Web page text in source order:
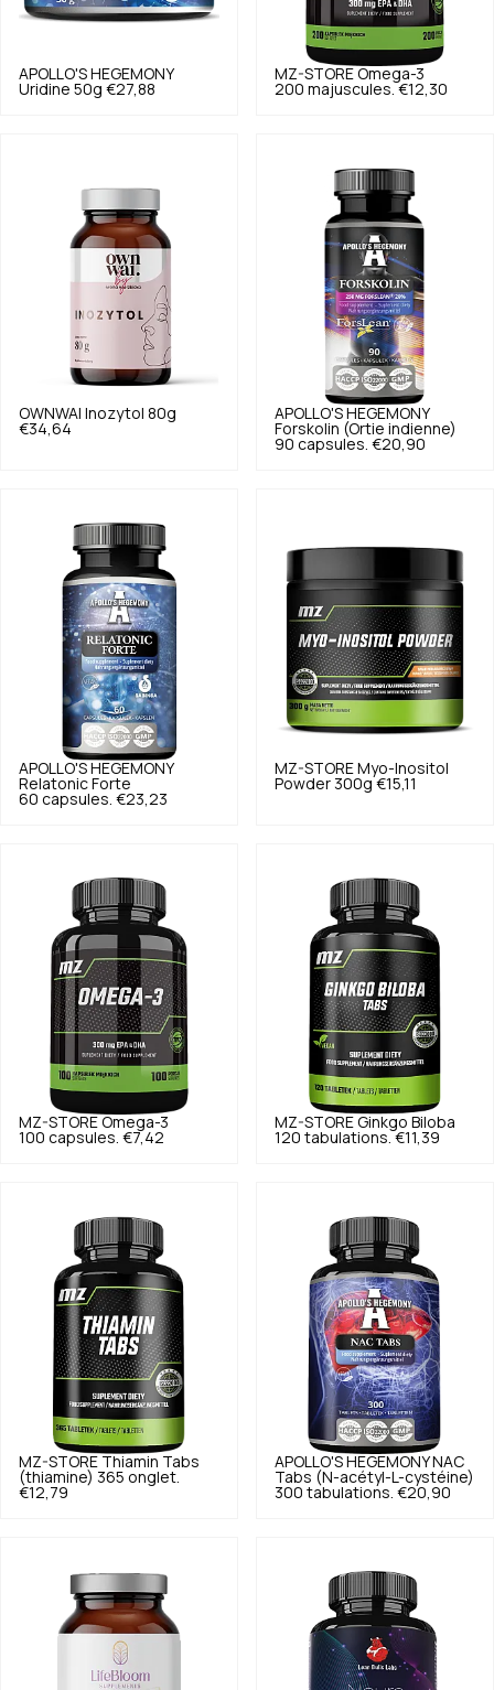
APOLLO'S HEGEMONY
Uridine 50g €27,88
MZ-STORE Omega-3
200 majuscules. €12,30
OWNWAI
Inozytol 80g
€34,64
APOLLO'S HEGEMONY
Forskolin (Ortie indienne)
90 capsules. €20,90
APOLLO'S HEGEMONY
Relatonic Forte
60 capsules. €23,23
MZ-STORE Myo-Inositol
Powder 300g €15,11
MZ-STORE Omega-3
100 capsules. €7,42
MZ-STORE Ginkgo Biloba
120 tabulations. €11,39
MZ-STORE Thiamin Tabs
(thiamine) 365 onglet.
€12,79
APOLLO'S HEGEMONY NAC
Tabs (N-acétyl-L-cystéine)
300 tabulations. €20,90